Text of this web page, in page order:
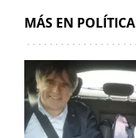
MÁS EN POLÍTICA